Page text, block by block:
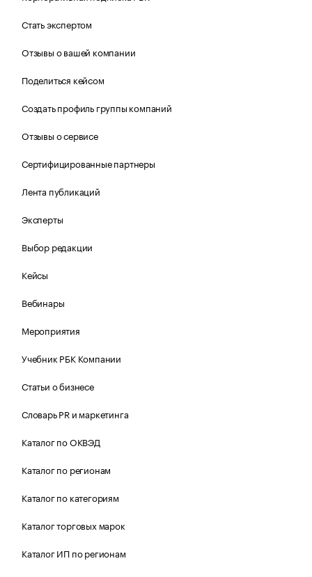
Стать экспертом
Отзывы о вашей компании
Поделиться кейсом
Создать профиль группы компаний
Отзывы о сервисе
Сертифицированные партнеры
Лента публикаций
Эксперты
Выбор редакции
Кейсы
Вебинары
Мероприятия
Учебник РБК Компании
Статьи о бизнесе
Словарь PR и маркетинга
Каталог по ОКВЭД
Каталог по регионам
Каталог по категориям
Каталог торговых марок
Каталог ИП по регионам